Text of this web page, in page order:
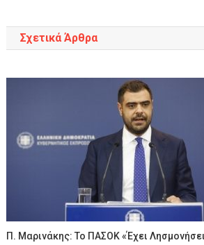
Σχετικά Άρθρα
Π. Μαρινάκης: Το ΠΑΣΟΚ «έχει